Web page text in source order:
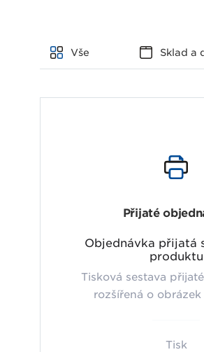
Vše Sklad a
Přijaté
Objednávka přijatá
produktu
Tisková sestava
rozšířená o
Tisk